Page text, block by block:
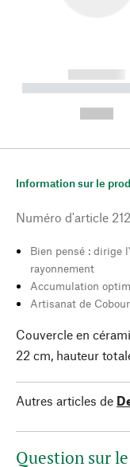
------------
----------- -----------
Information sur le
Numéro d'article
Bien pensé : dirige
rayonnement
Accumulation
Artisanat de
Couvercle en
22 cm, hauteur
Autres articles de
Question sur